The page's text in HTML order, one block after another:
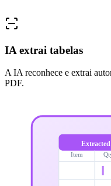
IA extrai tabelas
A IA reconhece e extrai
PDF.
Item